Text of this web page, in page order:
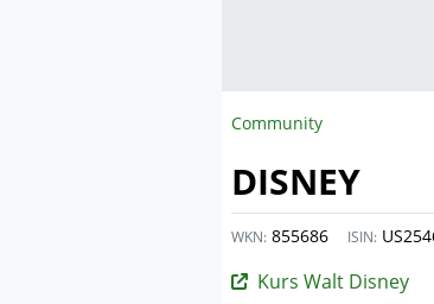
Community
DISNEY
WKN: 855686 ISIN:
Kurs Walt Disney